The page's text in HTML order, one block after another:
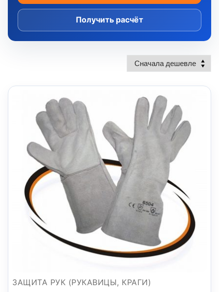
Получить расчёт
ЗАЩИТА РУК (РУКАВИЦЫ, КРАГИ)